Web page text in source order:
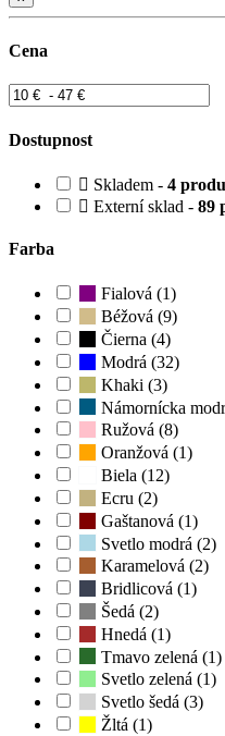
Cena
Dostupnost
Skladem - 4
Externí sklad - 89
Farba
Fialová (1)
Béžová (9)
Čierna (4)
Modrá (32)
Khaki (3)
Námornícka
Ružová (8)
Oranžová (1)
Biela (12)
Ecru (2)
Gaštanová (1)
Svetlo modrá (2)
Karamelová (2)
Bridlicová (1)
Šedá (2)
Hnedá (1)
Tmavo zelená (1)
Svetlo zelená (1)
Svetlo šedá (3)
Žltá (1)